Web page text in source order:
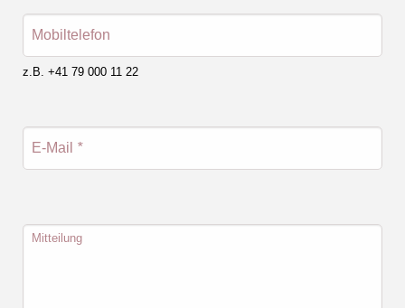
Mobiltelefon
z.B. +41 79 000 11 22
E-Mail *
Mitteilung